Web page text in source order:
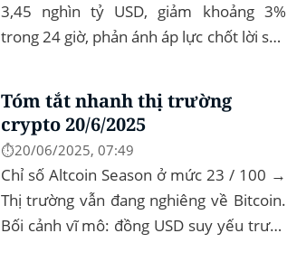
3,45 nghìn tỷ USD, giảm khoảng 3%
trong 24 giờ, phản ánh áp lực chốt lời sau
dominance: ở mức 63%, giữ vững vai
trò...
Tóm tắt nhanh thị trường
crypto 20/6/2025
⏱️20/06/2025, 07:49
Chỉ số Altcoin Season ở mức 23 / 100 →
Thị trường vẫn đang nghiêng về Bitcoin.
Bối cảnh vĩ mô: đồng USD suy yếu trước